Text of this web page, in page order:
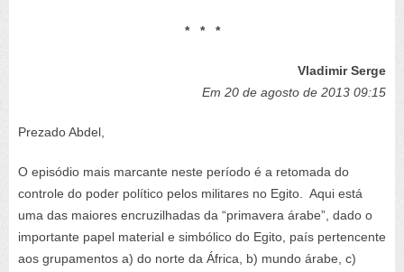
* * *
Vladimir Serge
Em 20 de agosto de 2013 09:15
Prezado Abdel,
O episódio mais marcante neste período é a retomada do
controle do poder político pelos militares no Egito. Aqui está
uma das maiores encruzilhadas da “primavera árabe”, dado o
importante papel material e simbólico do Egito, país pertencente
aos grupamentos a) do norte da África, b) mundo árabe, c)